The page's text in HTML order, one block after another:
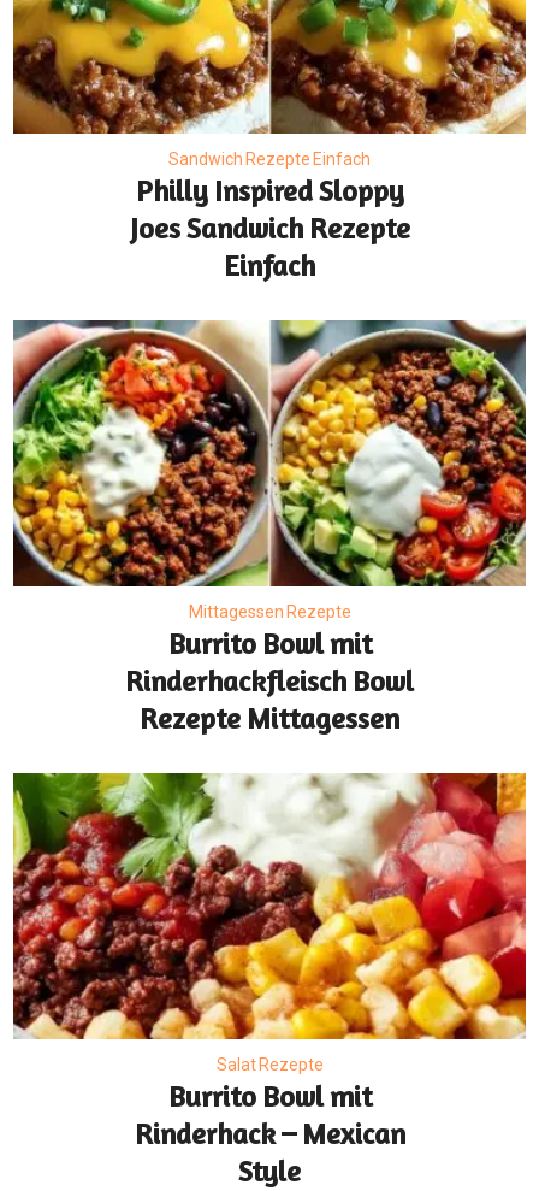
Sandwich Rezepte Einfach
Philly Inspired Sloppy
Joes Sandwich Rezepte
Einfach
Mittagessen Rezepte
Burrito Bowl mit
Rinderhackfleisch Bowl
Rezepte Mittagessen
Salat Rezepte
Burrito Bowl mit
Rinderhack – Mexican
Style